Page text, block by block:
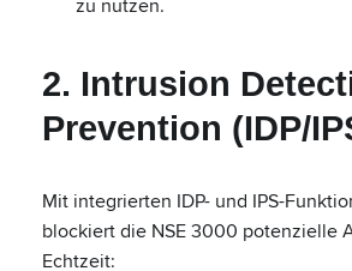
zu nutzen.
2. Intrusion
Prevention (IDP/
Mit integrierten IDP- und IPS-
blockiert die NSE 3000 potenzielle
Echtzeit: